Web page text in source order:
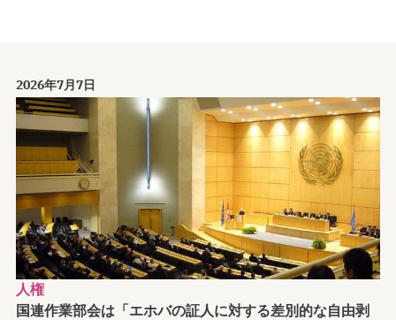
2026年7月7日
人権
国連作業部会は「エホバの証人に対する差別的な自由剥